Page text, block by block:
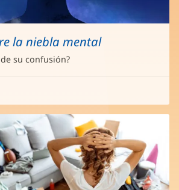
la niebla mental
su confusión?